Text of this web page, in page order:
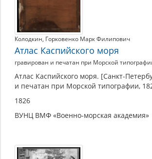
Колодкин, Горковенко Марк Филипович
Атлас Каспийского моря
гравирован и печатан при Морской
Атлас Каспийского моря. [Санкт-
и печатан при Морской типографии,
1826
ВУНЦ ВМФ «Военно-морская академия»